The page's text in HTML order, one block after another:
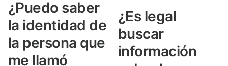
¿Puedo saber
la identidad de
la persona que
me llamó
¿Es legal
buscar
información